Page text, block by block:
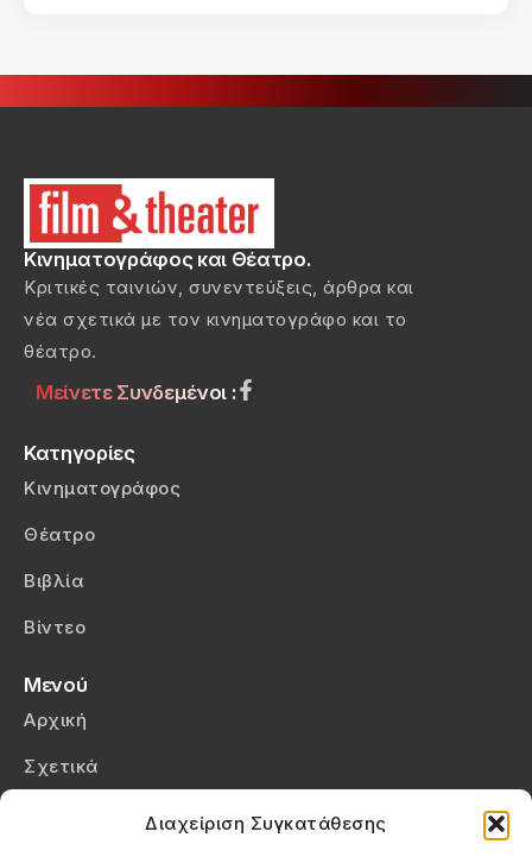
Διαχείριση Συγκατάθεσης
Κινηματογράφος και Θέατρο.
Κριτικές ταινιών, συνεντεύξεις, άρθρα και
νέα σχετικά με τον κινηματογράφο και το
θέατρο.
Μείνετε Συνδεμένοι :
Κατηγορίες
Κινηματογράφος
Θέατρο
Βιβλία
Βίντεο
Μενού
Αρχική
Σχετικά